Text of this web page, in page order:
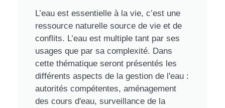
L’eau est essentielle à la vie, c’est une
ressource naturelle source de vie et de
conflits. L’eau est multiple tant par ses
usages que par sa complexité. Dans
cette thématique seront présentés les
différents aspects de la gestion de l'eau :
autorités compétentes, aménagement
des cours d'eau, surveillance de la